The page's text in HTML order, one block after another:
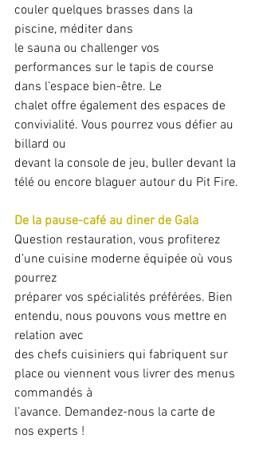
couler quelques brasses dans la
piscine, méditer dans
le sauna ou challenger vos
performances sur le tapis de course
dans l’espace bien-être. Le
chalet offre également des espaces de
convivialité. Vous pourrez vous défier au
billard ou
devant la console de jeu, buller devant la
télé ou encore blaguer autour du Pit Fire.
De la pause-café au diner de Gala
Question restauration, vous profiterez
d’une cuisine moderne équipée où vous
pourrez
préparer vos spécialités préférées. Bien
entendu, nous pouvons vous mettre en
relation avec
des chefs cuisiniers qui fabriquent sur
place ou viennent vous livrer des menus
commandés à
l’avance. Demandez-nous la carte de
nos experts !